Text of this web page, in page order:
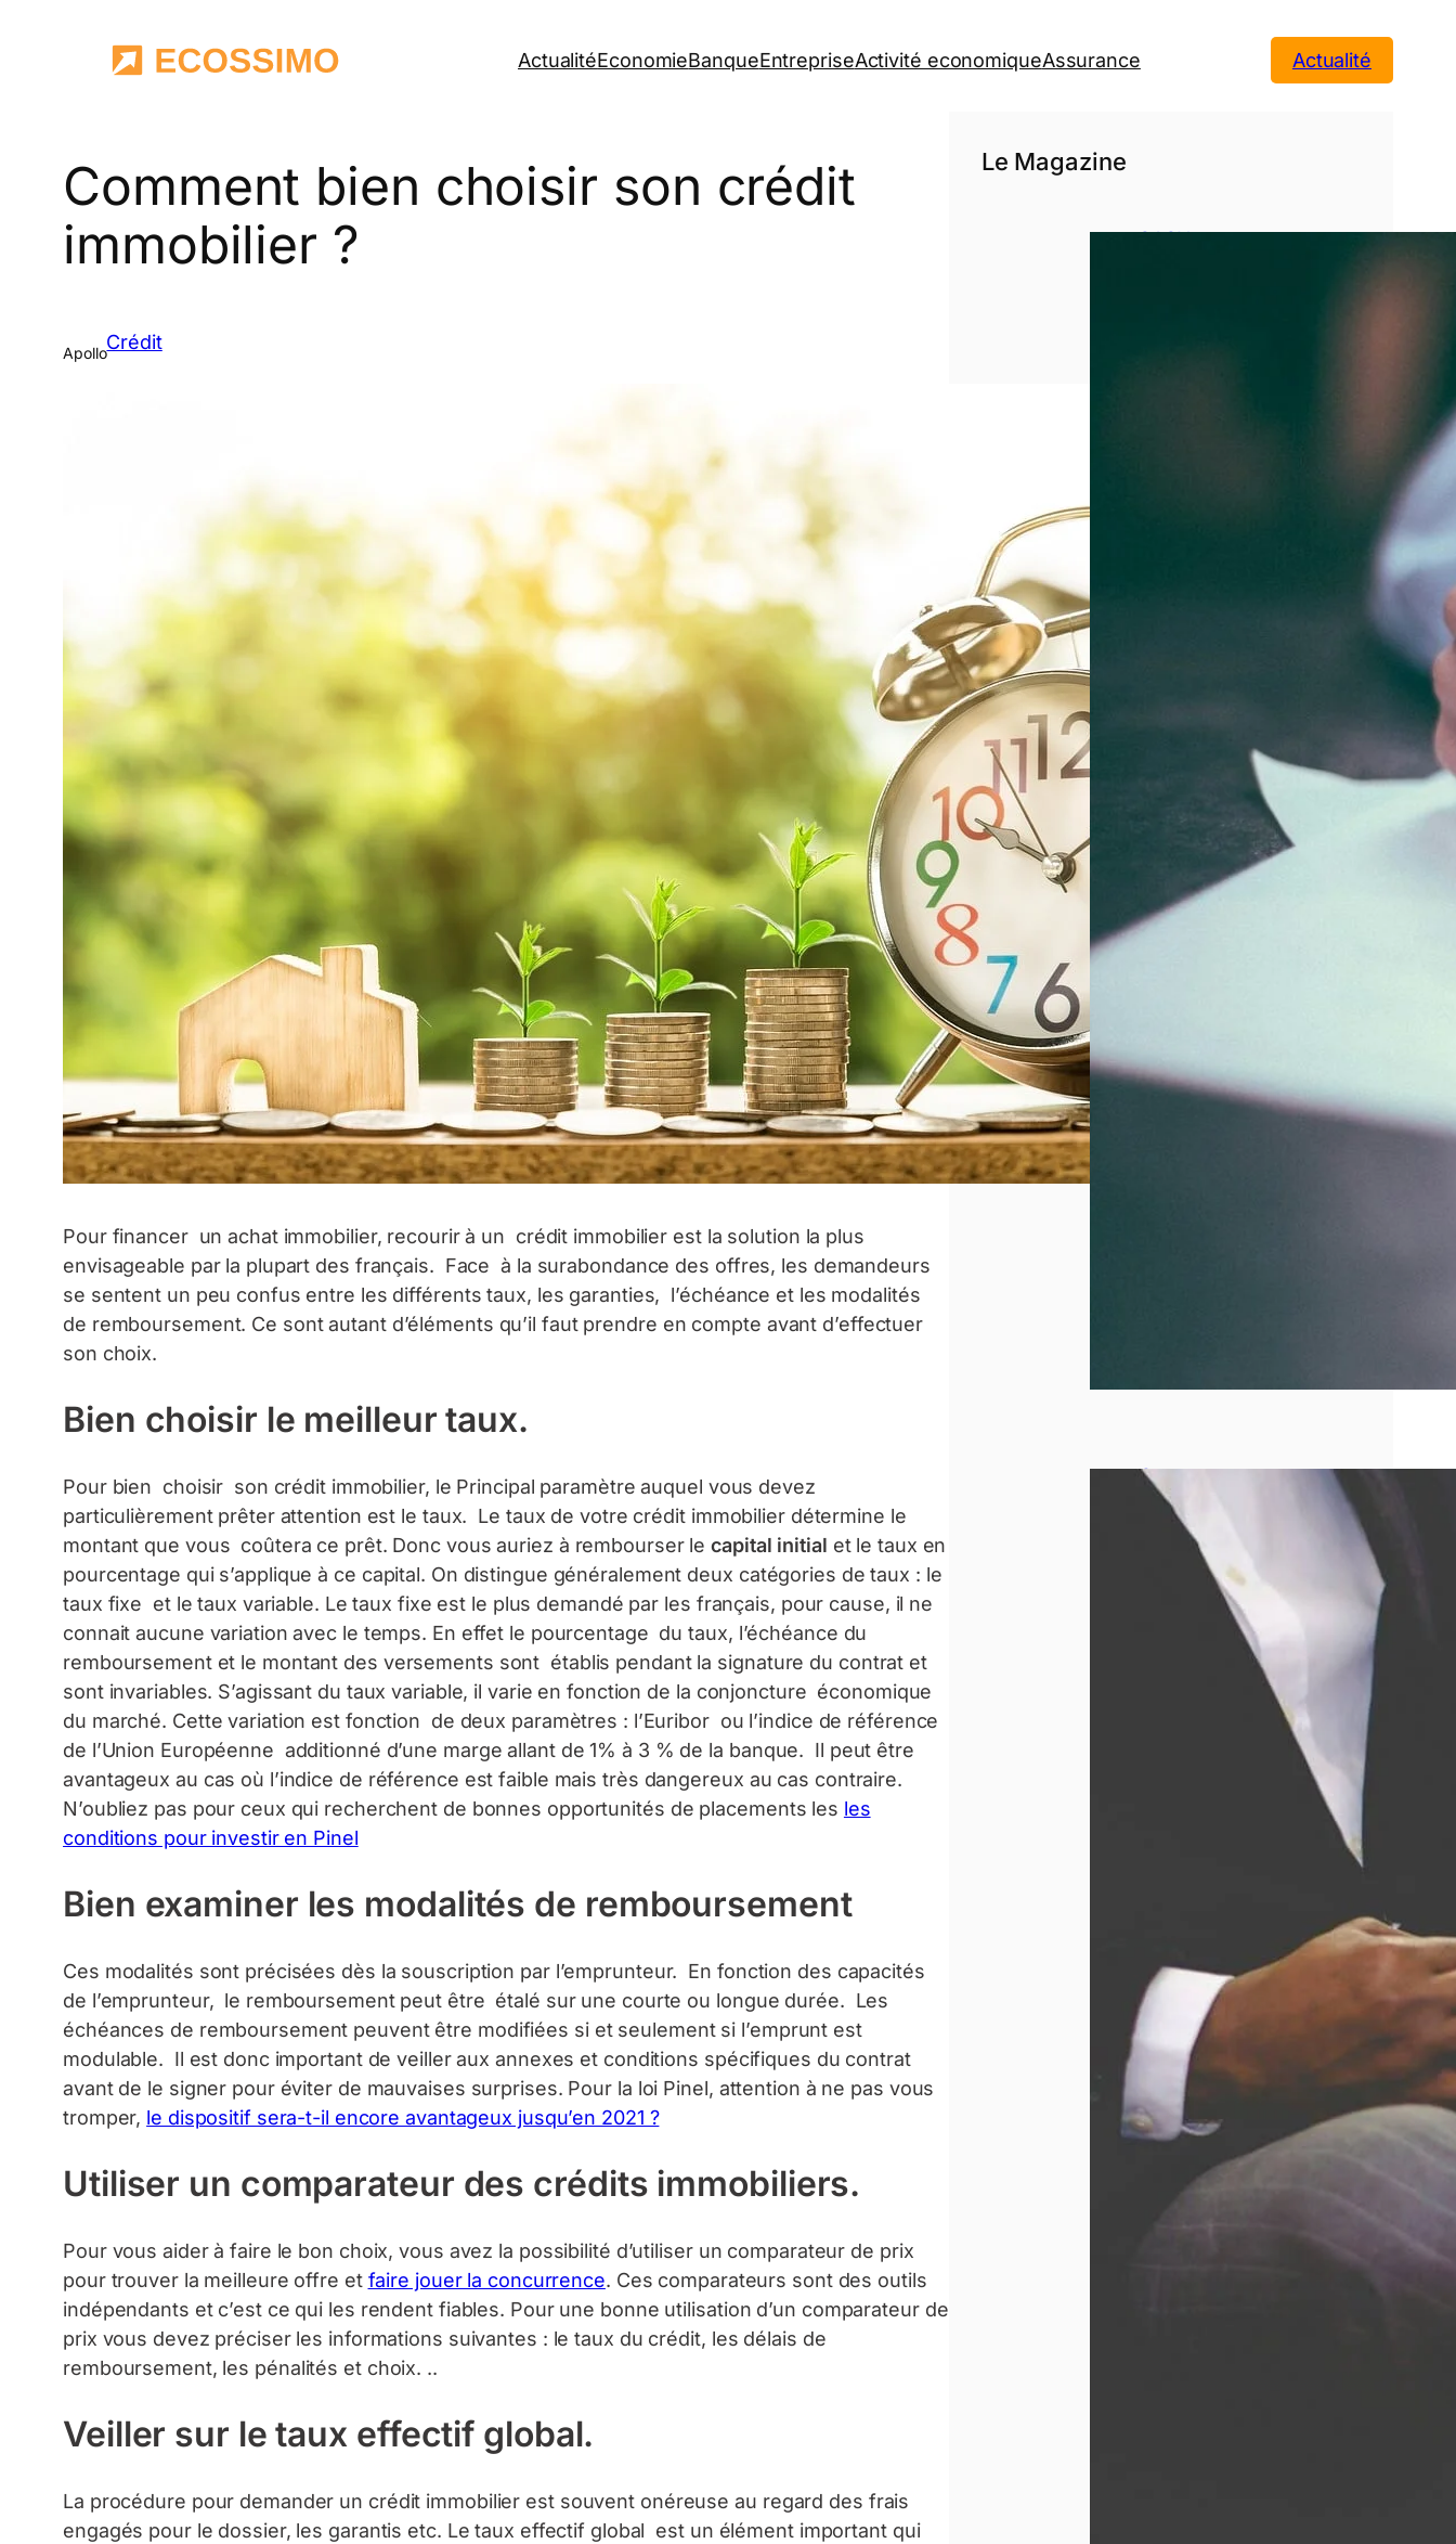
ActualitéEconomieBanqueEntrepriseActivité economiqueAssurance Actualité
Comment bien choisir son crédit
immobilier ?
ApolloCrédit
Pour financer un achat immobilier, recourir à un crédit immobilier est la solution la plus
envisageable par la plupart des français. Face à la surabondance des offres, les demandeurs
se sentent un peu confus entre les différents taux, les garanties, l’échéance et les modalités
de remboursement. Ce sont autant d’éléments qu’il faut prendre en compte avant d’effectuer
son choix.
Bien choisir le meilleur taux.
Pour bien choisir son crédit immobilier, le Principal paramètre auquel vous devez
particulièrement prêter attention est le taux. Le taux de votre crédit immobilier détermine le
montant que vous coûtera ce prêt. Donc vous auriez à rembourser lecapital initial et le taux en
pourcentage qui s’applique à ce capital. On distingue généralement deux catégories de taux : le
taux fixe et le taux variable. Le taux fixe est le plus demandé par les français, pour cause, il ne
connait aucune variation avec le temps. En effet le pourcentage du taux, l’échéance du
remboursement et le montant des versements sont établis pendant la signature du contrat et
sont invariables. S’agissant du taux variable, il varie en fonction de la conjoncture économique
du marché. Cette variation est fonction de deux paramètres : l’Euribor ou l’indice de référence
de l’Union Européenne additionné d’une marge allant de 1% à 3 % de la banque. Il peut être
avantageux au cas où l’indice de référence est faible mais très dangereux au cas contraire.
N’oubliez pas pour ceux qui recherchent de bonnes opportunités de placements les les
conditions pour investir en Pinel
Bien examiner les modalités de remboursement
Ces modalités sont précisées dès la souscription par l’emprunteur. En fonction des capacités
de l’emprunteur, le remboursement peut être étalé sur une courte ou longue durée. Les
échéances de remboursement peuvent être modifiées si et seulement si l’emprunt est
modulable. Il est donc important de veiller aux annexes et conditions spécifiques du contrat
avant de le signer pour éviter de mauvaises surprises. Pour la loi Pinel, attention à ne pas vous
tromper, le dispositif sera-t-il encore avantageux jusqu’en 2021 ?
Utiliser un comparateur des crédits immobiliers.
Pour vous aider à faire le bon choix, vous avez la possibilité d’utiliser un comparateur de prix
pour trouver la meilleure offre et faire jouer la concurrence. Ces comparateurs sont des outils
indépendants et c’est ce qui les rendent fiables. Pour une bonne utilisation d’un comparateur de
prix vous devez préciser les informations suivantes : le taux du crédit, les délais de
remboursement, les pénalités et choix. ..
Veiller sur le taux effectif global.
La procédure pour demander un crédit immobilier est souvent onéreuse au regard des frais
engagés pour le dossier, les garantis etc. Le taux effectif global est un élément important qui
Le Magazine
SASU : tout
Comment
obtenir le
meilleur prix
lors d’un
rachat d’or ?